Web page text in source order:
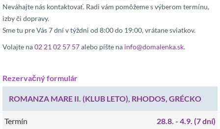
Neváhajte nás kontaktovať. Radi vám pomôžeme s výberom termínu,
izby či dopravy.
Sme tu pre Vás 7 dní v týždni od 8:00 do 19:00, vrátane sviatkov.
Volajte na02 21 02 57 57alebo píšte na info@domalenka.sk.
Rezervačný formulár
ROMANZA MARE II. (KLUB LETO), RHODOS, GRÉCKO
Termín 28.8. - 4.9. (7 dní)